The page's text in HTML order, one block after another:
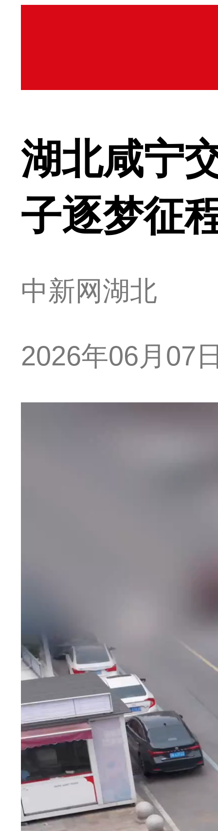
湖北咸宁
子逐梦征
中新网湖北
2026年06月07